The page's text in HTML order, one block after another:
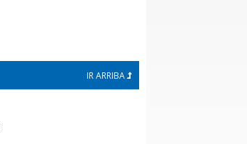
IR ARRIBA